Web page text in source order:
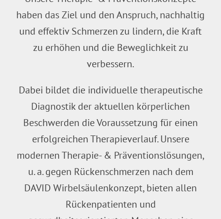
haben das Ziel und den Anspruch, nachhaltig
und effektiv Schmerzen zu lindern, die Kraft
zu erhöhen und die Beweglichkeit zu
verbessern.
Dabei bildet die individuelle therapeutische
Diagnostik der aktuellen körperlichen
Beschwerden die Voraussetzung für einen
erfolgreichen Therapieverlauf. Unsere
modernen Therapie- & Präventionslösungen,
u. a. gegen Rückenschmerzen nach dem
DAVID Wirbelsäulenkonzept, bieten allen
Rückenpatienten und